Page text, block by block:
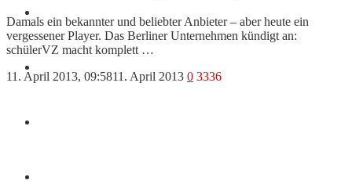
Damals ein bekannter und beliebter Anbieter – aber heute ein
vergessener Player. Das Berliner Unternehmen kündigt an:
schülerVZ macht komplett …
11. April 2013, 09:5811. April 2013 0 3336